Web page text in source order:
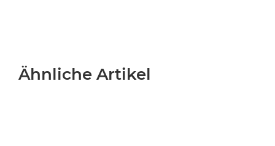
Ähnliche Artikel